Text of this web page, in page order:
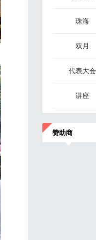
珠海
双月
代表大会
讲座
赞助商